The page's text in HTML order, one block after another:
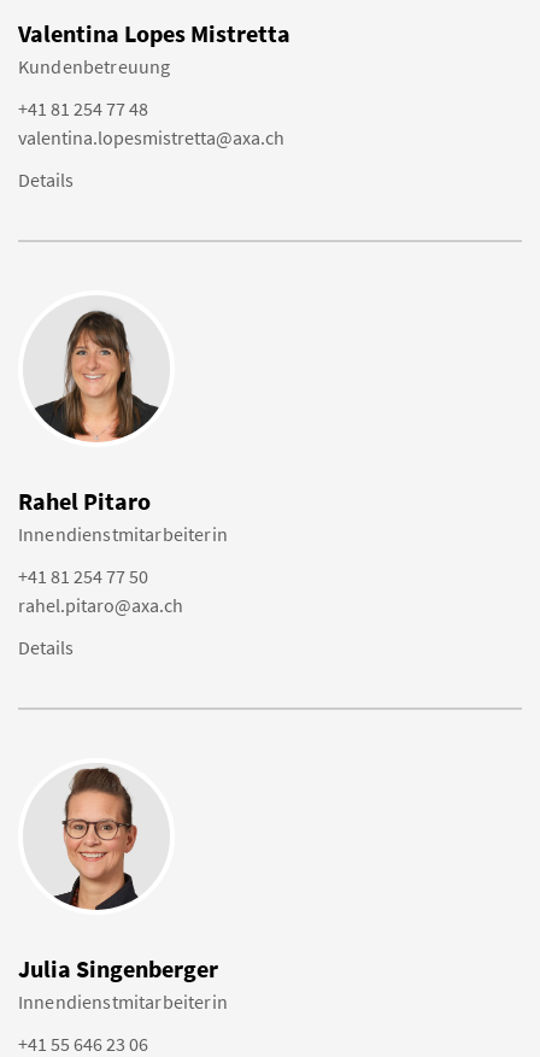
Valentina Lopes Mistretta
Kundenbetreuung
+41 81 254 77 48
valentina.lopesmistretta@axa.ch
Details
Rahel Pitaro
Innendienstmitarbeiterin
+41 81 254 77 50
rahel.pitaro@axa.ch
Details
Julia Singenberger
Innendienstmitarbeiterin
+41 55 646 23 06